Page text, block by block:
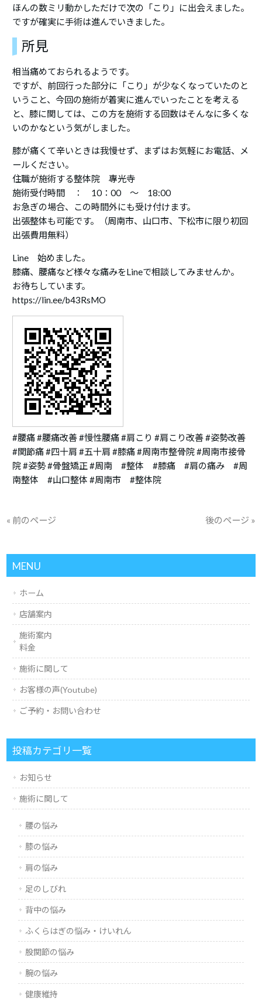
ほんの数ミリ動かしただけで次の「こり」に出会えました。
ですが確実に手術は進んでいきました。
所見
相当痛めておられるようです。
ですが、前回行った部分に「こり」が少なくなっていたのと
いうこと、今回の施術が着実に進んでいったことを考える
と、膝に関しては、この方を施術する回数はそんなに多くな
いのかなという気がしました。
膝が痛くて辛いときは我慢せず、まずはお気軽にお電話、メ
ールください。
住職が施術する整体院 專光寺
施術受付時間 ： 10：00 ～ 18:00
お急ぎの場合、この時間外にも受け付けます。
出張整体も可能です。（周南市、山口市、下松市に限り初回
出張費用無料）
Line 始めました。
膝痛、腰痛など様々な痛みをLineで相談してみませんか。
お待ちしています。
https://lin.ee/b43RsMO
#腰痛 #腰痛改善 #慢性腰痛 #肩こり #肩こり改善 #姿勢改善
#関節痛 #四十肩 #五十肩 #膝痛 #周南市整骨院 #周南市接骨
院 #姿勢 #骨盤矯正 #周南 #整体 #膝痛 #肩の痛み #周
南整体 #山口整体 #周南市 #整体院
« 前のページ 後のページ »
MENU
ホーム
店舗案内
施術案内
料金
施術に関して
お客様の声(Youtube)
ご予約・お問い合わせ
投稿カテゴリ一覧
お知らせ
施術に関して
腰の悩み
膝の悩み
肩の悩み
足のしびれ
背中の悩み
ふくらはぎの悩み・けいれん
股関節の悩み
腕の悩み
健康維持